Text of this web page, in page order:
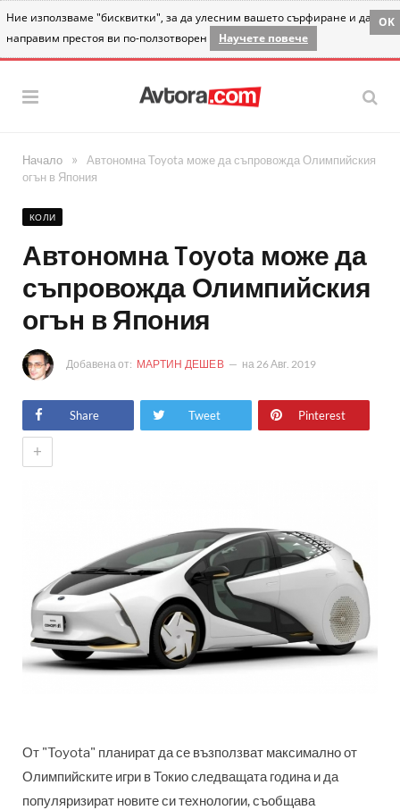
Ние използваме "бисквитки", за да улесним вашето сърфиране и да
направим престоя ви по-ползотворен
Научете повече
OK
Начало »
Автономна Toyota може да съпровожда Олимпийския
огън в Япония
КОЛИ
Автономна Toyota може да
съпровожда Олимпийския
огън в Япония
Добавена от: МАРТИН ДЕШЕВ на 26 Авг. 2019
Share Tweet Pinterest
+
От "Toyota" планират да се възползват максимално от
Олимпийските игри в Токио следващата година и да
популяризират новите си технологии, съобщава